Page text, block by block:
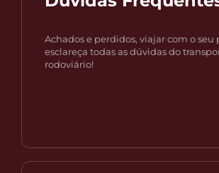
Achados e perdidos, viajar com o seu
esclareça todas as dúvidas do
rodoviário!